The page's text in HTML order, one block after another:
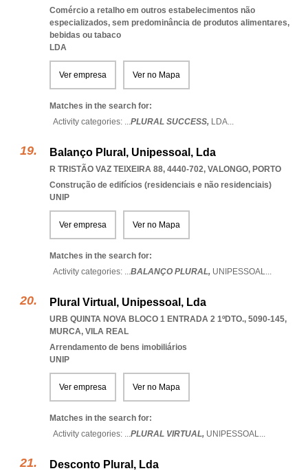
Comércio a retalho em outros estabelecimentos não
especializados, sem predominância de produtos alimentares,
bebidas ou tabaco
LDA
Ver empresa Ver no Mapa
Matches in the search for:
Activity categories: ...PLURAL SUCCESS, LDA...
Balanço Plural, Unipessoal, Lda
R TRISTÃO VAZ TEIXEIRA 88, 4440-702, VALONGO, PORTO
Construção de edifícios (residenciais e não residenciais)
UNIP
Ver empresa Ver no Mapa
Matches in the search for:
Activity categories: ...BALANÇO PLURAL, UNIPESSOAL...
Plural Virtual, Unipessoal, Lda
URB QUINTA NOVA BLOCO 1 ENTRADA 2 1ºDTO., 5090-145,
MURCA, VILA REAL
Arrendamento de bens imobiliários
UNIP
Ver empresa Ver no Mapa
Matches in the search for:
Activity categories: ...PLURAL VIRTUAL, UNIPESSOAL...
Desconto Plural, Lda